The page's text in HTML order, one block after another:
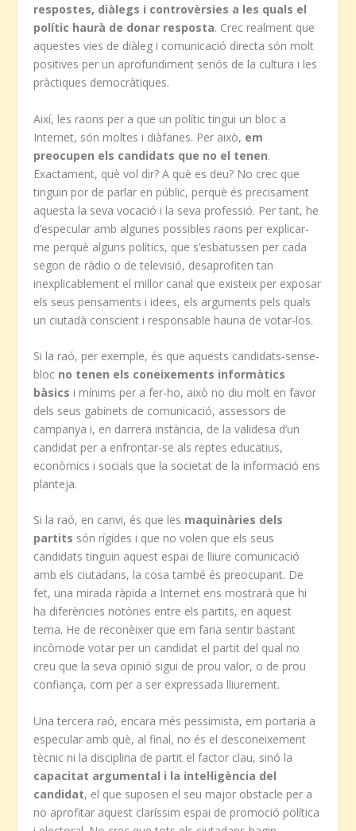
respostes, diàlegs i controvèrsies a les quals el
polític haurà de donar resposta. Crec realment que
aquestes vies de diàleg i comunicació directa són molt
positives per un aprofundiment seriós de la cultura i les
pràctiques democràtiques.
Així, les raons per a que un polític tingui un bloc a
Internet, són moltes i diàfanes. Per això, em
preocupen els candidats que no el tenen.
Exactament, què vol dir? A què es deu? No crec que
tinguin por de parlar en públic, perquè és precisament
aquesta la seva vocació i la seva professió. Per tant, he
d’especular amb algunes possibles raons per explicar-
me perquè alguns polítics, que s’esbatussen per cada
segon de ràdio o de televisió, desaprofiten tan
inexplicablement el millor canal que existeix per exposar
els seus pensaments i idees, els arguments pels quals
un ciutadà conscient i responsable hauria de votar-los.
Si la raó, per exemple, és que aquests candidats-sense-
bloc no tenen els coneixements informàtics
bàsics i mínims per a fer-ho, això no diu molt en favor
dels seus gabinets de comunicació, assessors de
campanya i, en darrera instància, de la validesa d’un
candidat per a enfrontar-se als reptes educatius,
econòmics i socials que la societat de la informació ens
planteja.
Si la raó, en canvi, és que les maquinàries dels
partits són rígides i que no volen que els seus
candidats tinguin aquest espai de lliure comunicació
amb els ciutadans, la cosa també és preocupant. De
fet, una mirada ràpida a Internet ens mostrarà que hi
ha diferències notòries entre els partits, en aquest
tema. He de reconèixer que em faria sentir bastant
incòmode votar per un candidat el partit del qual no
creu que la seva opinió sigui de prou valor, o de prou
confiança, com per a ser expressada lliurement.
Una tercera raó, encara més pessimista, em portaria a
especular amb què, al final, no és el desconeixement
tècnic ni la disciplina de partit el factor clau, sinó la
capacitat argumental i la intel·ligència del
candidat, el que suposen el seu major obstacle per a
no aprofitar aquest claríssim espai de promoció política